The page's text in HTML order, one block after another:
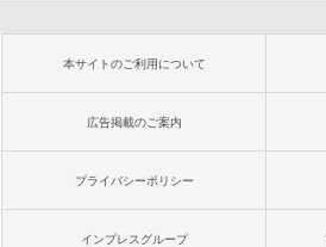
本サイトのご利用について
広告掲載のご案内
プライバシーポリシー
インプレスグループ